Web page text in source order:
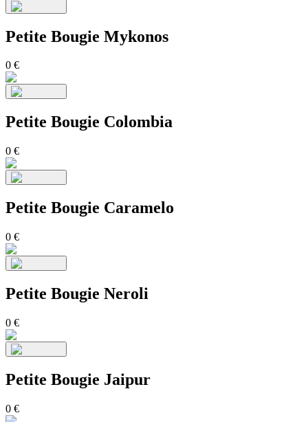
Petite Bougie Mykonos
0 €
Petite Bougie Colombia
0 €
Petite Bougie Caramelo
0 €
Petite Bougie Neroli
0 €
Petite Bougie Jaipur
0 €